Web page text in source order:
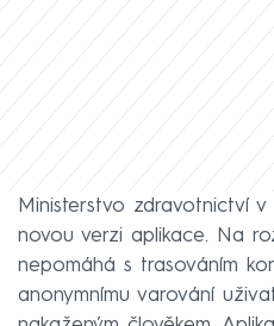
Ministerstvo zdravotnictví
novou verzi aplikace. Na
nepomáhá s trasováním
anonymnímu varování